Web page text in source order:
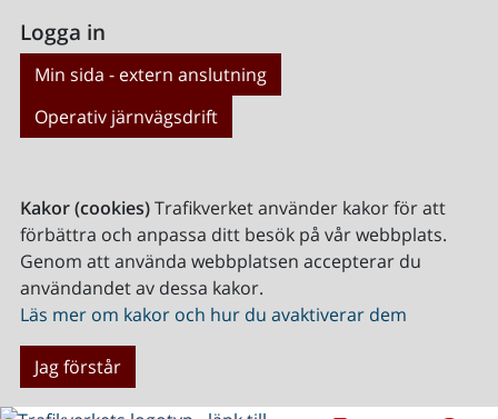
Logga in
Min sida - extern anslutning
Operativ järnvägsdrift
Kakor (cookies)Trafikverket använder kakor för att
förbättra och anpassa ditt besök på vår webbplats.
Genom att använda webbplatsen accepterar du
användandet av dessa kakor.
Läs mer om kakor och hur du avaktiverar dem
Jag förstår